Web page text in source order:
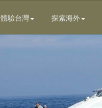
體驗台灣 探索海外